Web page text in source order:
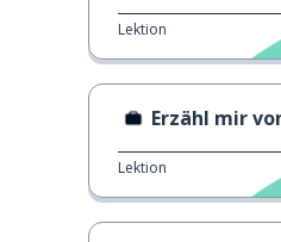
Lektion
Erzähl mir von
Lektion